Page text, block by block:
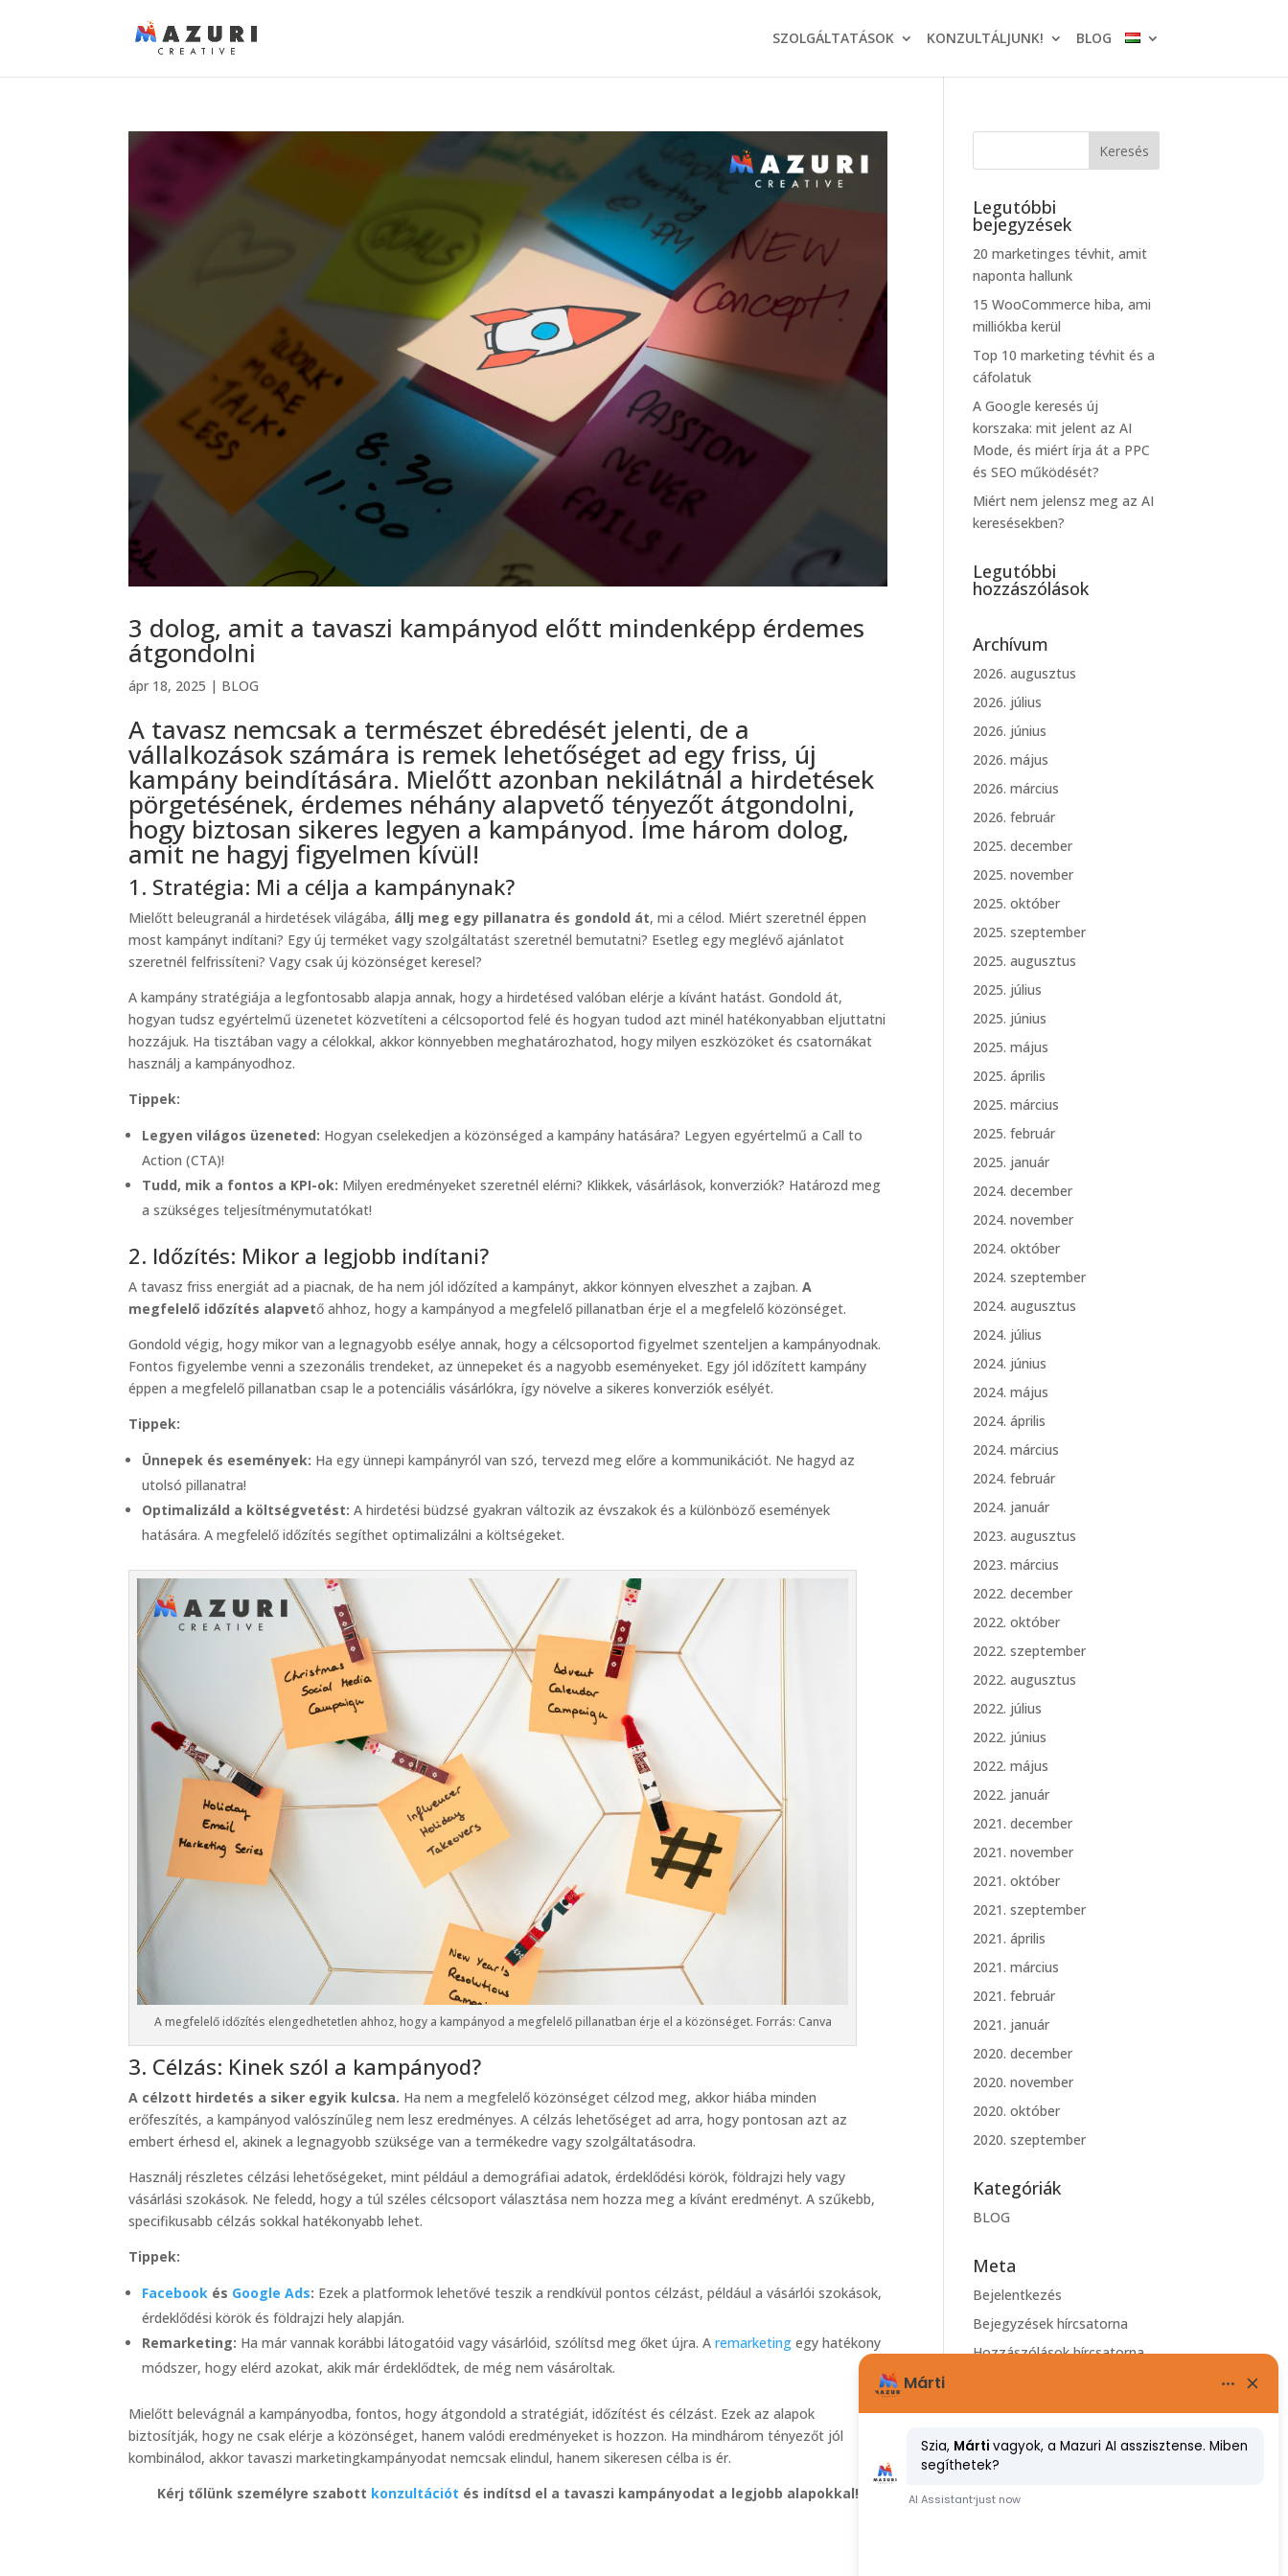
SZOLGÁLTATÁSOK KONZULTÁLJUNK! BLOG
3 dolog, amit a tavaszi kampányod előtt mindenképp érdemes
átgondolni
ápr 18, 2025 | BLOG
A tavasz nemcsak a természet ébredését jelenti, de a
vállalkozások számára is remek lehetőséget ad egy friss, új
kampány beindítására. Mielőtt azonban nekilátnál a hirdetések
pörgetésének, érdemes néhány alapvető tényezőt átgondolni,
hogy biztosan sikeres legyen a kampányod. Íme három dolog,
amit ne hagyj figyelmen kívül!
1. Stratégia: Mi a célja a kampánynak?
Mielőtt beleugranál a hirdetések világába, állj meg egy pillanatra és gondold át, mi a célod. Miért szeretnél éppen
most kampányt indítani? Egy új terméket vagy szolgáltatást szeretnél bemutatni? Esetleg egy meglévő ajánlatot
szeretnél felfrissíteni? Vagy csak új közönséget keresel?
A kampány stratégiája a legfontosabb alapja annak, hogy a hirdetésed valóban elérje a kívánt hatást. Gondold át,
hogyan tudsz egyértelmű üzenetet közvetíteni a célcsoportod felé és hogyan tudod azt minél hatékonyabban eljuttatni
hozzájuk. Ha tisztában vagy a célokkal, akkor könnyebben meghatározhatod, hogy milyen eszközöket és csatornákat
használj a kampányodhoz.
Tippek:
Legyen világos üzeneted: Hogyan cselekedjen a közönséged a kampány hatására? Legyen egyértelmű a Call to
Action (CTA)!
Tudd, mik a fontos a KPI-ok: Milyen eredményeket szeretnél elérni? Klikkek, vásárlások, konverziók? Határozd meg
a szükséges teljesítménymutatókat!
2. Időzítés: Mikor a legjobb indítani?
A tavasz friss energiát ad a piacnak, de ha nem jól időzíted a kampányt, akkor könnyen elveszhet a zajban.A
megfelelő időzítés alapvető ahhoz, hogy a kampányod a megfelelő pillanatban érje el a megfelelő közönséget.
Gondold végig, hogy mikor van a legnagyobb esélye annak, hogy a célcsoportod figyelmet szenteljen a kampányodnak.
Fontos figyelembe venni a szezonális trendeket, az ünnepeket és a nagyobb eseményeket. Egy jól időzített kampány
éppen a megfelelő pillanatban csap le a potenciális vásárlókra, így növelve a sikeres konverziók esélyét.
Tippek:
Ünnepek és események: Ha egy ünnepi kampányról van szó, tervezd meg előre a kommunikációt. Ne hagyd az
utolsó pillanatra!
Optimalizáld a költségvetést: A hirdetési büdzsé gyakran változik az évszakok és a különböző események
hatására. A megfelelő időzítés segíthet optimalizálni a költségeket.
A megfelelő időzítés elengedhetetlen ahhoz, hogy a kampányod a megfelelő pillanatban érje el a közönséget. Forrás: Canva
3. Célzás: Kinek szól a kampányod?
A célzott hirdetés a siker egyik kulcsa. Ha nem a megfelelő közönséget célzod meg, akkor hiába minden
erőfeszítés, a kampányod valószínűleg nem lesz eredményes. A célzás lehetőséget ad arra, hogy pontosan azt az
embert érhesd el, akinek a legnagyobb szüksége van a termékedre vagy szolgáltatásodra.
Használj részletes célzási lehetőségeket, mint például a demográfiai adatok, érdeklődési körök, földrajzi hely vagy
vásárlási szokások. Ne feledd, hogy a túl széles célcsoport választása nem hozza meg a kívánt eredményt. A szűkebb,
specifikusabb célzás sokkal hatékonyabb lehet.
Tippek:
Facebook és Google Ads: Ezek a platformok lehetővé teszik a rendkívül pontos célzást, például a vásárlói szokások,
érdeklődési körök és földrajzi hely alapján.
Remarketing: Ha már vannak korábbi látogatóid vagy vásárlóid, szólítsd meg őket újra. Aremarketing egy hatékony
módszer, hogy elérd azokat, akik már érdeklődtek, de még nem vásároltak.
Mielőtt belevágnál a kampányodba, fontos, hogy átgondold a stratégiát, időzítést és célzást. Ezek az alapok
biztosítják, hogy ne csak elérje a közönséget, hanem valódi eredményeket is hozzon. Ha mindhárom tényezőt jól
kombinálod, akkor tavaszi marketingkampányodat nemcsak elindul, hanem sikeresen célba is ér.
Kérj tőlünk személyre szabott konzultációt és indítsd el a tavaszi kampányodat a legjobb alapokkal!
Legutóbbi
bejegyzések
20 marketinges tévhit, amit
naponta hallunk
15 WooCommerce hiba, ami
milliókba kerül
Top 10 marketing tévhit és a
cáfolatuk
A Google keresés új
korszaka: mit jelent az AI
Mode, és miért írja át a PPC
és SEO működését?
Miért nem jelensz meg az AI
keresésekben?
Legutóbbi
hozzászólások
Archívum
2026. augusztus
2026. július
2026. június
2026. május
2026. március
2026. február
2025. december
2025. november
2025. október
2025. szeptember
2025. augusztus
2025. július
2025. június
2025. május
2025. április
2025. március
2025. február
2025. január
2024. december
2024. november
2024. október
2024. szeptember
2024. augusztus
2024. július
2024. június
2024. május
2024. április
2024. március
2024. február
2024. január
2023. augusztus
2023. március
2022. december
2022. október
2022. szeptember
2022. augusztus
2022. július
2022. június
2022. május
2022. január
2021. december
2021. november
2021. október
2021. szeptember
2021. április
2021. március
2021. február
2021. január
2020. december
2020. november
2020. október
2020. szeptember
Kategóriák
BLOG
Meta
Bejelentkezés
Bejegyzések hírcsatorna
Hozzászólások hírcsatorna